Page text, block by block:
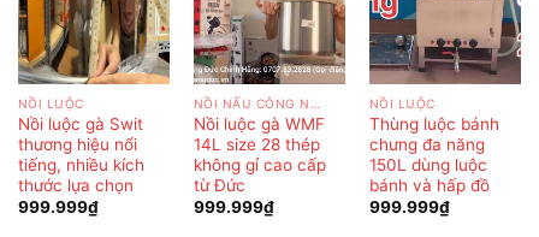
NỒI LUỘC
Nồi luộc gà Swit
thương hiệu nổi
tiếng, nhiều kích
thước lựa chọn
999.999₫
Nồi luộc gà WMF
14L size 28 thép
không gỉ cao cấp
từ Đức
999.999₫
NỒI LUỘC
Thùng luộc bánh
chưng đa năng
150L dùng luộc
bánh và hấp đồ
999.999₫